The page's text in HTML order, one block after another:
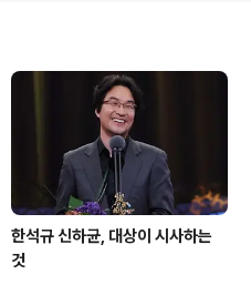
나 필요하니
나(박세완)는
워 치어리딩 동
기 위해 시작
년 꼴찌 거제
한석규 신하균, 대상이 시사하는
것